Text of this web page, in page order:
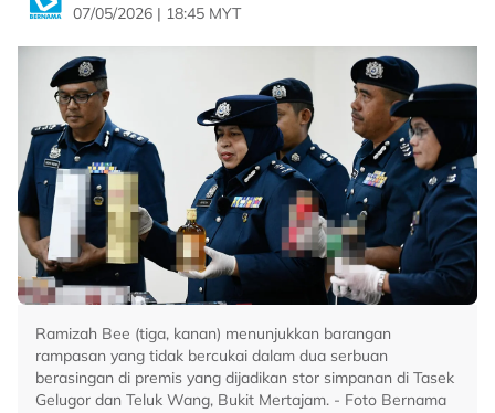
07/05/2026 | 18:45 MYT
Ramizah Bee (tiga, kanan) menunjukkan barangan
rampasan yang tidak bercukai dalam dua serbuan
berasingan di premis yang dijadikan stor simpanan di Tasek
Gelugor dan Teluk Wang, Bukit Mertajam. - Foto Bernama